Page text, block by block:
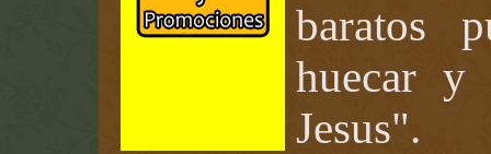
baratos
huecar y
Jesus".